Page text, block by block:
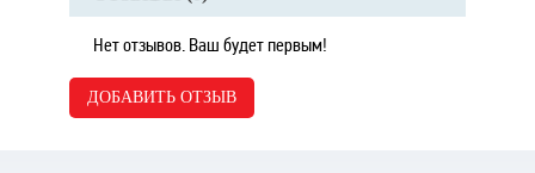
Нет отзывов. Ваш будет первым!
ДОБАВИТЬ ОТЗЫВ